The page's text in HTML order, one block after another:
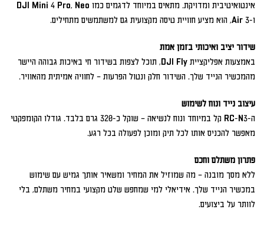
אינטואיטיבית ומדויקת. מתאים במיוחד לדגמים כמו DJI Mini 4 Pro, Neo
ו-Air 3, הוא מציע חוויית טיסה מקצועית גם למשתמשים מתחילים.
שידור יציב ואיכותי בזמן אמת
באמצעות אפליקציית DJI Fly, תוכל לצפות בשידור חי באיכות גבוהה היישר
מהמכשיר הנייד שלך. השידור חלק ונטול הפרעות – לחוויה אמיתית מהאוויר.
עיצוב נייד ונוח לשימוש
ה-RC-N3 קל במיוחד ונוח לנשיאה – שוקל כ-320 גרם בלבד. גודלו הקומפקטי
מאפשר להכניס אותו לכל תיק ומוכן לפעולה בכל רגע.
פתרון משתלם וחכם
ללא מסך מובנה – מה שמוזיל את המחיר ומשאיר אותך גמיש עם שימוש
במכשיר הנייד שלך. אידיאלי למי שמחפש שלט מקצועי במחיר משתלם, בלי
לוותר על ביצועים.